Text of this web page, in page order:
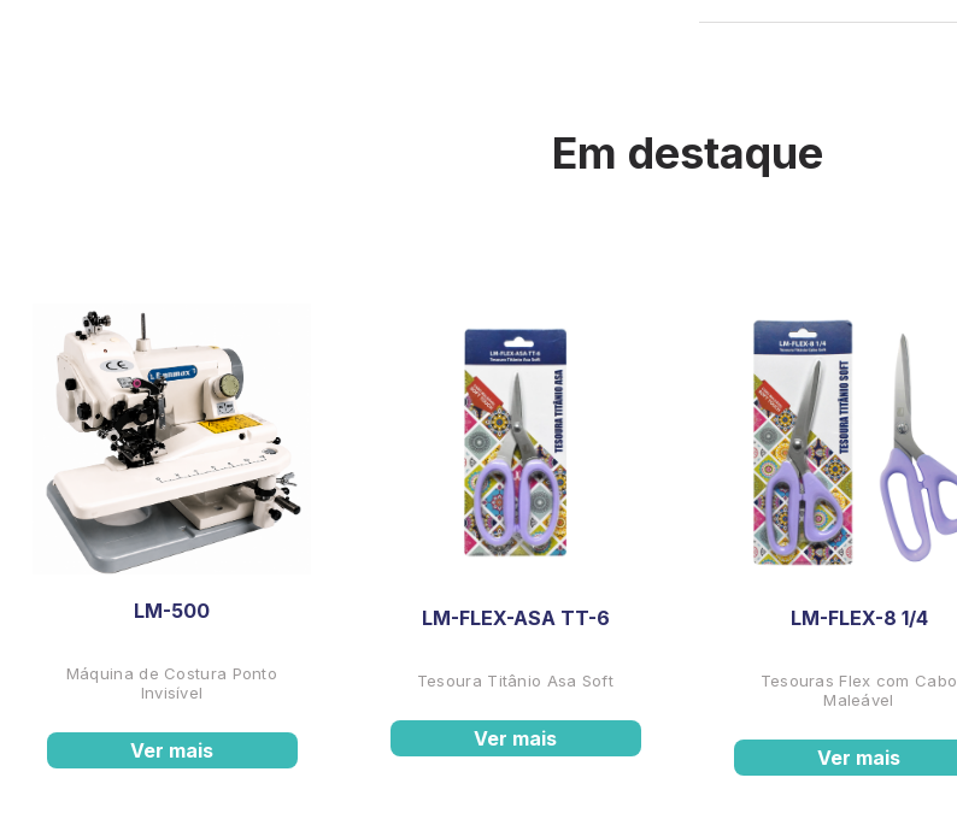
Em destaque
LM-500
Máquina de Costura Ponto
Invisível
Ver mais
LM-FLEX-ASA TT-6
Tesoura Titânio Asa Soft
Ver mais
LM-FLEX-8 1/4
Tesouras Flex com Cabo
Maleável
Ver mais